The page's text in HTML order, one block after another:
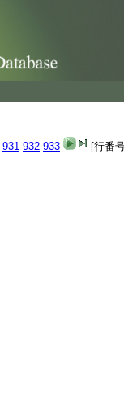
931 932 933 [行番